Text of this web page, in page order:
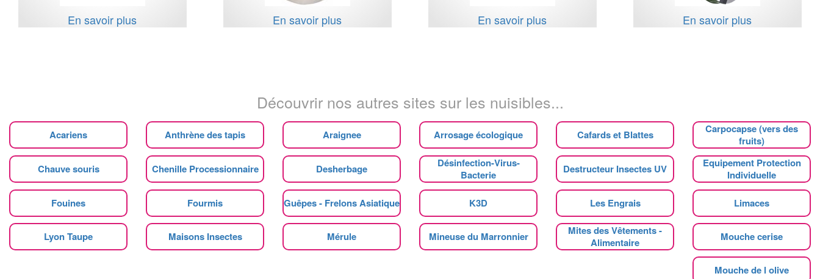
En savoir plus En savoir plus En savoir plus En savoir plus
Découvrir nos autres sites sur les nuisibles...
Acariens Anthrène des tapis Araignee Arrosage écologique Cafards et Blattes
Carpocapse (vers des
fruits)
Chauve souris Chenille Processionnaire Desherbage
Désinfection-Virus-
Bacterie
Destructeur Insectes UV
Equipement Protection
Individuelle
Fouines Fourmis Guêpes - Frelons Asiatique K3D Les Engrais Limaces
Lyon Taupe Maisons Insectes Mérule Mineuse du Marronnier
Mites des Vêtements -
Alimentaire
Mouche cerise
Mouche de l olive